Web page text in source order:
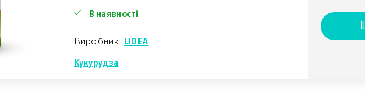
В наявності
Виробник: LIDEA
Кукурудза